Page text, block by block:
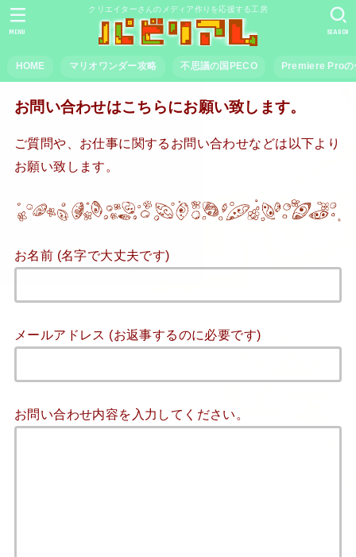
クリエイターさんのメディア作りを応援する工房
HOME マリオワンダー攻略 不思議の国PECO Premiere Proの
SEARCH
MENU
お問い合わせはこちらにお願い致します。
ご質問や、お仕事に関するお問い合わせなどは以下より
お願い致します。
お名前 (名字で大丈夫です)
メールアドレス (お返事するのに必要です)
お問い合わせ内容を入力してください。